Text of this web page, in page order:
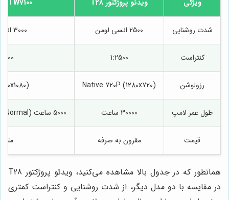
ویژگی ویدئو پروژکتور T28 TW7100
شدت روشنایی 2500 انسی لومن 3000 انسی لومن
کنتراست 1:2500
رزولوشن Native 720P (1280x720)
طول عمر لامپ 30000 ساعت 5000 ساعت (Normal) / 10000 ساعت (ECO)
قیمت مقرون به صرفه
همانطور که در جدول بالا مشاهده می‌کنید، ویدئو پروژکتور T28
در مقایسه با دو مدل دیگر، از شدت روشنایی و کنتراست کمتری